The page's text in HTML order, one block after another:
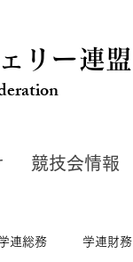
リー連盟
競技会情報
連総務 学連財務